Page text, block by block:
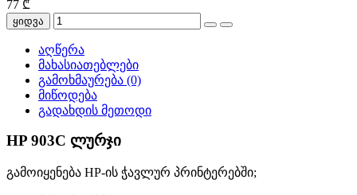
77 ₾
ყიდვა
აღწერა
მახასიათებლები
გამოხმაურება (0)
მიწოდება
გადახდის მეთოდი
HP 903C ლურჯი
გამოიყენება HP-ის ჭავლურ პრინტერებში;